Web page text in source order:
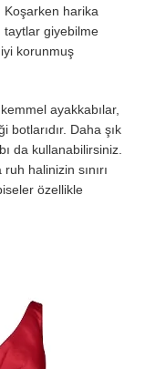
Koşarken harika
taytlar giyebilme
korunmuş
ayakkabılar,
Daha şık
da kullanabilirsiniz.
halinizin sınırı
özellikle